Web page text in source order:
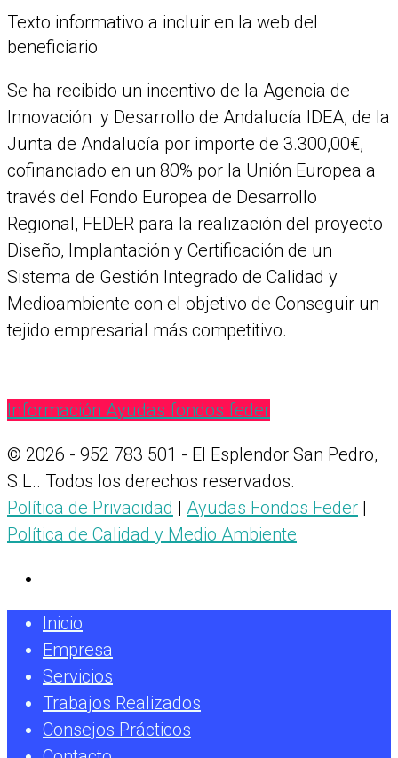
Texto informativo a incluir en la web del
beneficiario
Se ha recibido un incentivo de la Agencia de
Innovación y Desarrollo de Andalucía IDEA, de la
Junta de Andalucía por importe de 3.300,00€,
cofinanciado en un 80% por la Unión Europea a
través del Fondo Europea de Desarrollo
Regional, FEDER para la realización del proyecto
Diseño, Implantación y Certificación de un
Sistema de Gestión Integrado de Calidad y
Medioambiente con el objetivo de Conseguir un
tejido empresarial más competitivo.
Información Ayudas fondos feder
© 2026 - 952 783 501 - El Esplendor San Pedro,
S.L.. Todos los derechos reservados.
Política de Privacidad | Ayudas Fondos Feder |
Política de Calidad y Medio Ambiente
Inicio
Empresa
Servicios
Trabajos Realizados
Consejos Prácticos